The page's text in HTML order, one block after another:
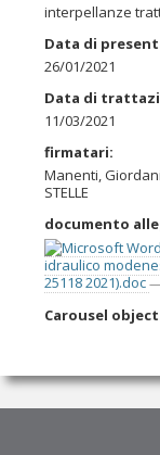
interpellanze
Data di
26/01/2021
Data di
11/03/2021
firmatari:
Manenti,
STELLE
documento
idraulico
25118 2021).doc—
Carousel